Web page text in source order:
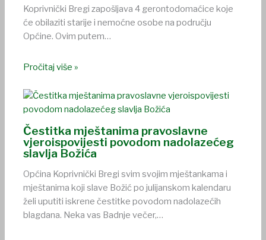
Koprivnički Bregi zapošljava 4 gerontodomaćice koje
će obilaziti starije i nemoćne osobe na području
Općine. Ovim putem…
Pročitaj više »
Čestitka mještanima pravoslavne
vjeroispovijesti povodom nadolazećeg
slavlja Božića
Općina Koprivnički Bregi svim svojim mještankama i
mještanima koji slave Božić po julijanskom kalendaru
želi uputiti iskrene čestitke povodom nadolazećih
blagdana. Neka vas Badnje večer,…